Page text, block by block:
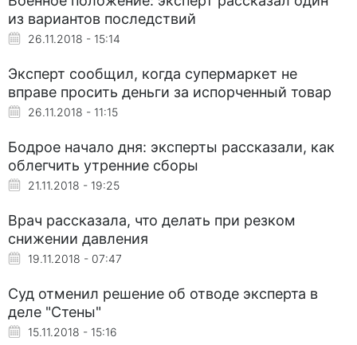
из вариантов последствий
26.11.2018 - 15:14
Эксперт сообщил, когда супермаркет не
вправе просить деньги за испорченный товар
26.11.2018 - 11:15
Бодрое начало дня: эксперты рассказали, как
облегчить утренние сборы
21.11.2018 - 19:25
Врач рассказала, что делать при резком
снижении давления
19.11.2018 - 07:47
Суд отменил решение об отводе эксперта в
деле "Стены"
15.11.2018 - 15:16